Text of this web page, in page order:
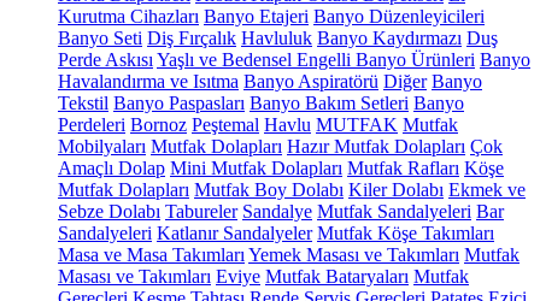
Kurutma Cihazları Banyo Etajeri Banyo Düzenleyicileri
Banyo Seti Diş Fırçalık Havluluk Banyo Kaydırmazı Duş
Perde Askısı Yaşlı ve Bedensel Engelli Banyo Ürünleri Banyo
Havalandırma ve Isıtma Banyo Aspiratörü Diğer Banyo
Tekstil Banyo Paspasları Banyo Bakım Setleri Banyo
Perdeleri Bornoz Peştemal Havlu MUTFAK Mutfak
Mobilyaları Mutfak Dolapları Hazır Mutfak Dolapları Çok
Amaçlı Dolap Mini Mutfak Dolapları Mutfak Rafları Köşe
Mutfak Dolapları Mutfak Boy Dolabı Kiler Dolabı Ekmek ve
Sebze Dolabı Tabureler Sandalye Mutfak Sandalyeleri Bar
Sandalyeleri Katlanır Sandalyeler Mutfak Köşe Takımları
Masa ve Masa Takımları Yemek Masası ve Takımları Mutfak
Masası ve Takımları Eviye Mutfak Bataryaları Mutfak